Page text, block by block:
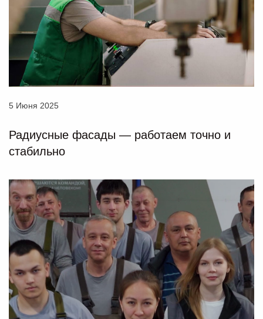
5 Июня 2025
Радиусные фасады — работаем точно и
стабильно